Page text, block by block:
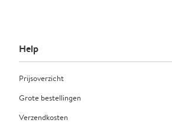
Help
Prijsoverzicht
Grote bestellingen
Verzendkosten